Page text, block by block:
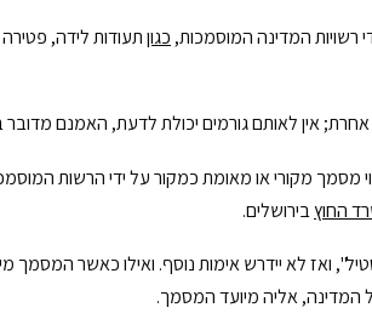
רשויות המדינה המוסמכות, כגוןתעודות לידה,
אין לאותם גורמים יכולת לדעת, האמנם
מקורי או מאומת כמקור על ידי הרשות
החוץבירושלים.
ואז לא יידרש אימות נוסף. ואילו כאשר
המדינה, אליה מיועד המסמך.